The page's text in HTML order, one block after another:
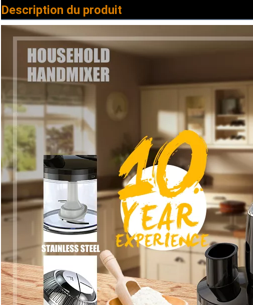
Description du produit